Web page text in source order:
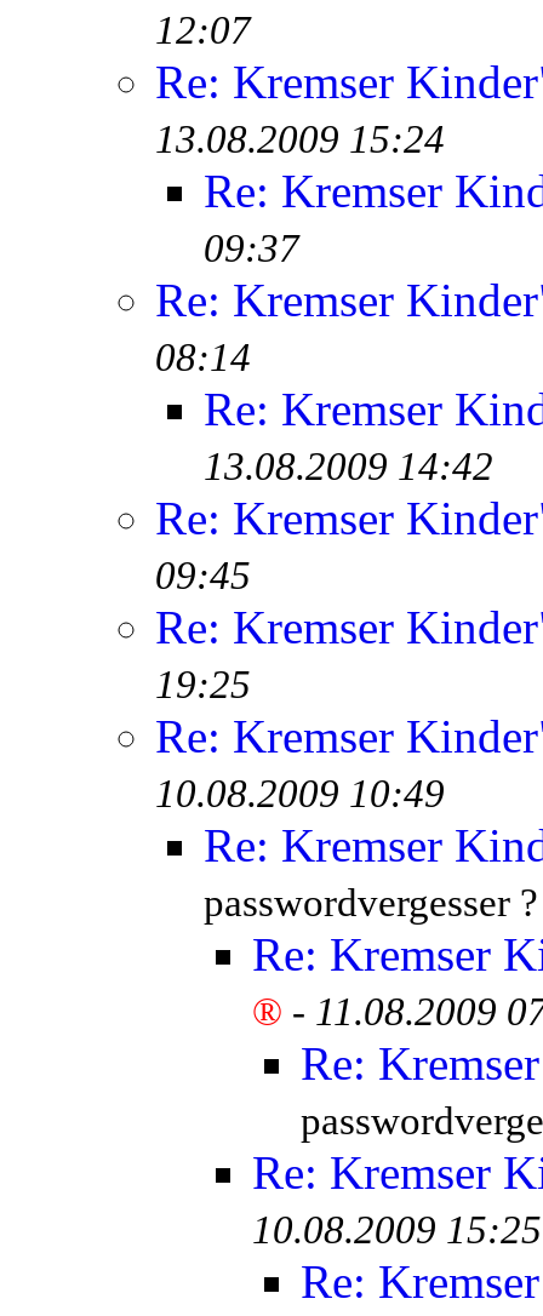
12:07
Re: Kremser
13.08.2009 15:24
Re: Kremser
09:37
Re: Kremser
08:14
Re: Kremser
13.08.2009 14:42
Re: Kremser
09:45
Re: Kremser
19:25
Re: Kremser
10.08.2009 10:49
Re: Kremser
passwordvergesser
Re: Kremser
® - 11.08.2009
Re:
Re: Kremser
10.08.2009 15:25
Re: